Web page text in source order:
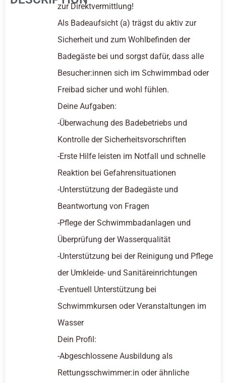
zur Direktvermittlung!
Als Badeaufsicht (a) trägst du aktiv zur
Sicherheit und zum Wohlbefinden der
Badegäste bei und sorgst dafür, dass alle
Besucher:innen sich im Schwimmbad oder
Freibad sicher und wohl fühlen.
Deine Aufgaben:
-Überwachung des Badebetriebs und
Kontrolle der Sicherheitsvorschriften
-Erste Hilfe leisten im Notfall und schnelle
Reaktion bei Gefahrensituationen
-Unterstützung der Badegäste und
Beantwortung von Fragen
-Pflege der Schwimmbadanlagen und
Überprüfung der Wasserqualität
-Unterstützung bei der Reinigung und Pflege
der Umkleide- und Sanitäreinrichtungen
-Eventuell Unterstützung bei
Schwimmkursen oder Veranstaltungen im
Wasser
Dein Profil:
-Abgeschlossene Ausbildung als
Rettungsschwimmer:in oder ähnliche